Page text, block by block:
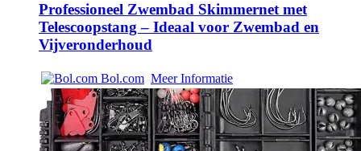
Professioneel Zwembad Skimmernet met
Telescoopstang – Ideaal voor Zwembad en
Vijveronderhoud
Bol.com Meer Informatie